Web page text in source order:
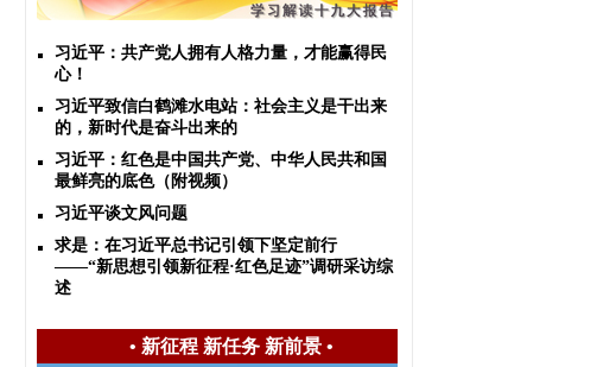
习近平：共产党人拥有人格力量，才能赢得民
心！
习近平致信白鹤滩水电站：社会主义是干出来
的，新时代是奋斗出来的
习近平：红色是中国共产党、中华人民共和国
最鲜亮的底色（附视频）
习近平谈文风问题
求是：在习近平总书记引领下坚定前行
——“新思想引领新征程·红色足迹”调研采访综
述
• 新征程 新任务 新前景•